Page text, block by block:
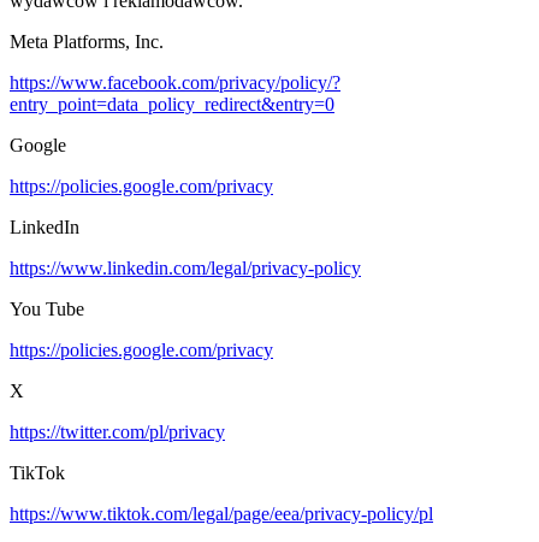
Meta Platforms, Inc.
https://www.facebook.com/privacy/policy/?
entry_point=data_policy_redirect&entry=0
Google
https://policies.google.com/privacy
LinkedIn
https://www.linkedin.com/legal/privacy-policy
You Tube
https://policies.google.com/privacy
X
https://twitter.com/pl/privacy
TikTok
https://www.tiktok.com/legal/page/eea/privacy-policy/pl